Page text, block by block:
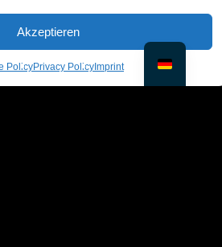
Akzeptieren
PolicyPrivacy Policy Imprint
9020 Klagenfurt, Österreich